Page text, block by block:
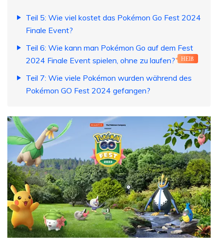
Teil 5: Wie viel kostet das Pokémon Go Fest 2024
Finale Event?
Teil 6: Wie kann man Pokémon Go auf dem Fest
2024 Finale Event spielen, ohne zu laufen?
HEIß
Teil 7: Wie viele Pokémon wurden während des
Pokémon GO Fest 2024 gefangen?